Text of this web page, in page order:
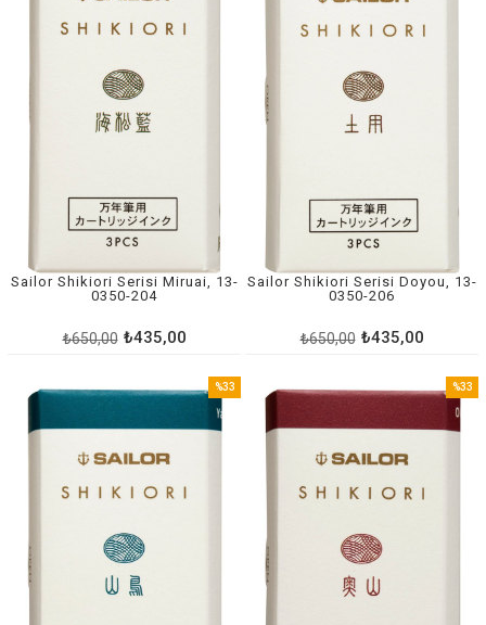
Sailor Shikiori Serisi Miruai, 13-
0350-204
₺435,00
₺650,00
Sailor Shikiori Serisi Doyou, 13-
0350-206
₺435,00
₺650,00
%33
İndirim
%33İndirim
%33
İndirim